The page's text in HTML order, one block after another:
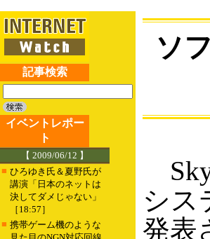
記事検索
イベントレポー
ト
【 2009/06/12 】
■ ひろゆき氏＆夏野氏が
講演「日本のネットは
決してダメじゃない」
［18:57］
■ 携帯ゲーム機のような
ソ
シス
発表